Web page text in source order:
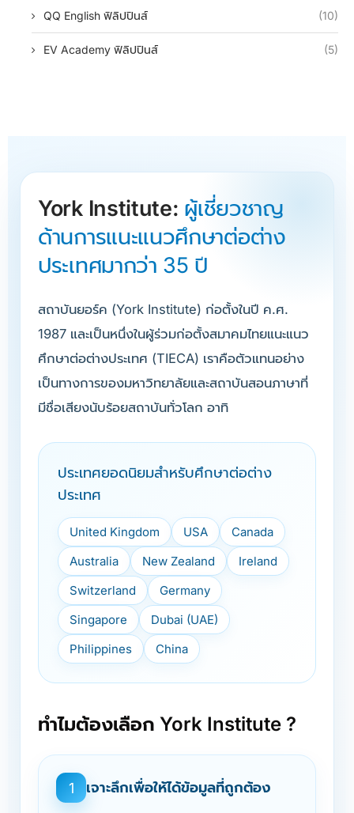
QQ English ฟิลิปปินส์ (10)
EV Academy ฟิลิปปินส์ (5)
York Institute: ผู้เชี่ยวชาญ
ด้านการแนะแนวศึกษาต่อต่าง
ประเทศมากว่า 35 ปี
สถาบันยอร์ค (York Institute) ก่อตั้งในปี ค.ศ.
1987 และเป็นหนึ่งในผู้ร่วมก่อตั้งสมาคมไทยแนะแนว
ศึกษาต่อต่างประเทศ (TIECA) เราคือตัวแทนอย่าง
เป็นทางการของมหาวิทยาลัยและสถาบันสอนภาษาที่
มีชื่อเสียงนับร้อยสถาบันทั่วโลก อาทิ
ประเทศยอดนิยมสำหรับศึกษาต่อต่าง
ประเทศ
United Kingdom USA
Canada
Australia
New Zealand
Ireland
Switzerland
Germany
Singapore
Dubai (UAE)
Philippines
China
ทำไมต้องเลือก York Institute ?
1 เจาะลึกเพื่อให้ได้ข้อมูลที่ถูกต้อง